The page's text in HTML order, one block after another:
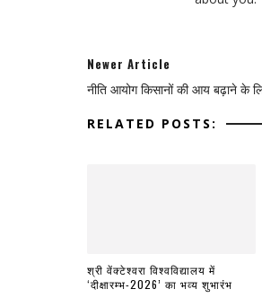
Newer Article
नीति आयोग किसानों की आय बढ़ाने के
RELATED POSTS:
श्री वेंक्टेश्वरा विश्वविद्यालय में
‘दीक्षारम्भ-2026’ का भव्य शुभारंभ